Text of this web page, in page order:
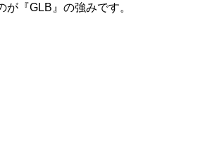
が『GLB』の強みです。